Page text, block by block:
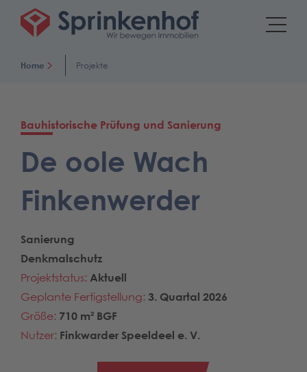
Home Projekte
Bauhistorische Prüfung und Sanierung
De oole Wach
Finkenwerder
Sanierung
Denkmalschutz
Projektstatus: Aktuell
Geplante Fertigstellung: 3. Quartal 2026
Größe: 710 m² BGF
Nutzer: Finkwarder Speeldeel e. V.